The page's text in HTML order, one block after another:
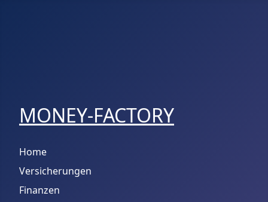
MONEY-FACTORY
Home
Versicherungen
Finanzen